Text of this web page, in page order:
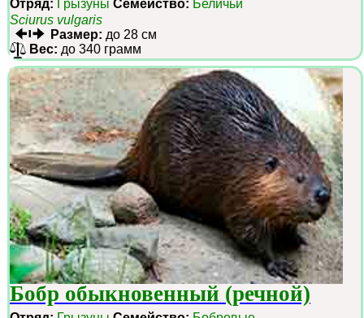
Отряд: Грызуны Семейство: Беличьи
Sciurus vulgaris
Размер: до 28 см
Вес: до 340 грамм
Бобр обыкновенный (речной)